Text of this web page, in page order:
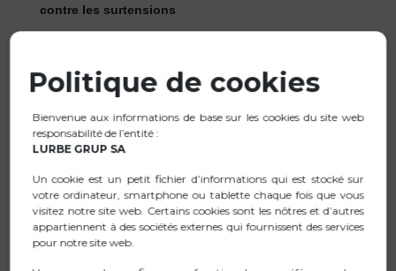
contre les surtensions
Des sorties protégées contre les surtensions pour éviter
les fluctuations
Fonction AVR pour assurer une tension de sortie stable.
Alertes sonores en cas de coupure de courant
Le temps nécessaire pour sauvegarder vos fichiers et
éteindre votre ordinateur varie de 5 à 10 minutes
Suppression des surtensions et filtrage du bruit de
façon permanente
Entièrement numérisé et contrôlé par microprocesseur
Politique de cookies
Bienvenue aux informations de base sur les cookies du site web
responsabilité de l’entité :
LURBE GRUP SA
Un cookie est un petit fichier d’informations qui est stocké sur
votre ordinateur, smartphone ou tablette chaque fois que vous
visitez notre site web. Certains cookies sont les nôtres et d’autres
appartiennent à des sociétés externes qui fournissent des services
pour notre site web.